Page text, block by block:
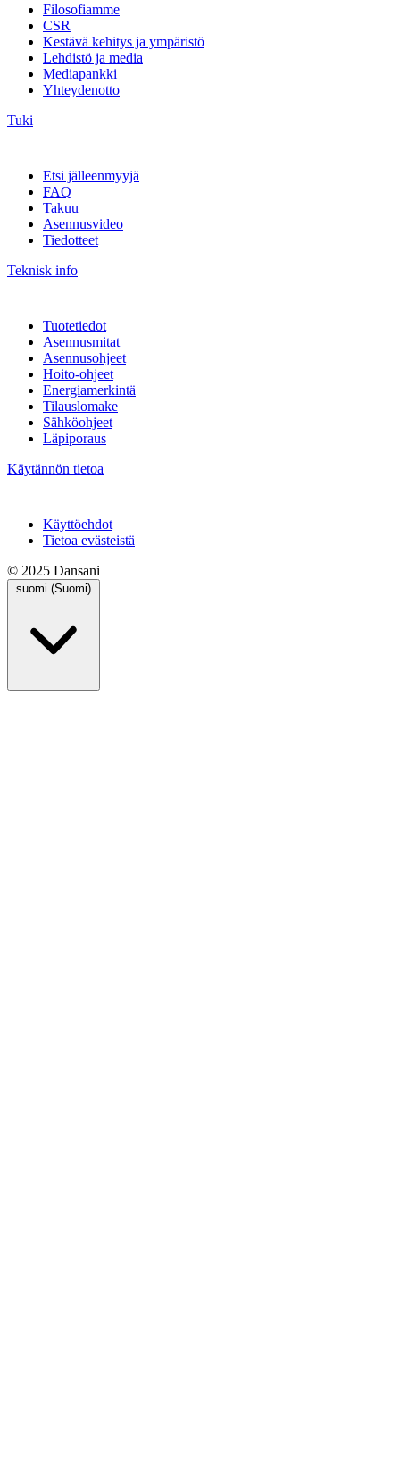
Filosofiamme
CSR
Kestävä kehitys ja ympäristö
Lehdistö ja media
Mediapankki
Yhteydenotto
Tuki
Etsi jälleenmyyjä
FAQ
Takuu
Asennusvideo
Tiedotteet
Teknisk info
Tuotetiedot
Asennusmitat
Asennusohjeet
Hoito-ohjeet
Energiamerkintä
Tilauslomake
Sähköohjeet
Läpiporaus
Käytännön tietoa
Käyttöehdot
Tietoa evästeistä
© 2025 Dansani
suomi (Suomi)